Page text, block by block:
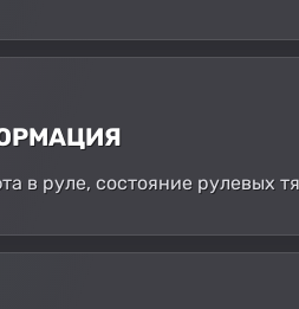
в руле, состояние рулевых